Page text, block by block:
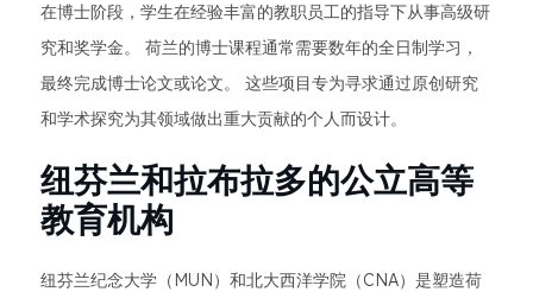
在博士阶段，学生在经验丰富的教职员工的指导下从事高级研
究和奖学金。 荷兰的博士课程通常需要数年的全日制学习，
最终完成博士论文或论文。 这些项目专为寻求通过原创研究
和学术探究为其领域做出重大贡献的个人而设计。
纽芬兰和拉布拉多的公立高等
教育机构
纽芬兰纪念大学（MUN）和北大西洋学院（CNA）是塑造荷